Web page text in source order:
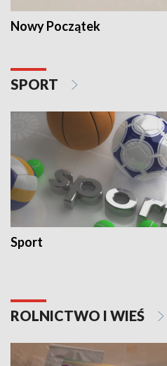
Nowy Początek
SPORT
Sport
ROLNICTWO I WIEŚ